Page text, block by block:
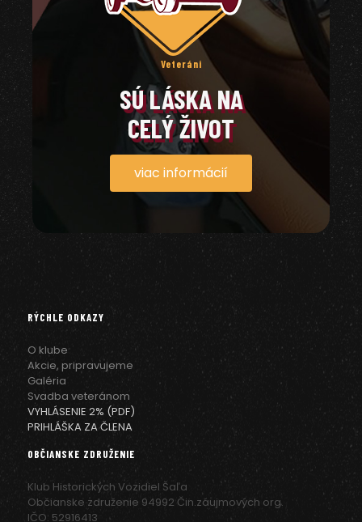
Veteráni
SÚ LÁSKA NA
CELÝ ŽIVOT
viac informácií
RÝCHLE ODKAZY
O klube
Akcie, pripravujeme
Galéria
Svadba veteránom
VYHLÁSENIE 2% (PDF)
PRIHLÁŠKA ZA ČLENA
OBČIANSKE ZDRUŽENIE
Klub Historických Vozidiel Šaľa
Občianske združenie 94992 Čin.záujmových org.
IČO: 52916413